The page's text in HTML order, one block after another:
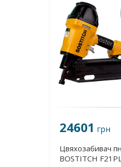
24601 грн
Цвяхозабивач
BOSTITCH